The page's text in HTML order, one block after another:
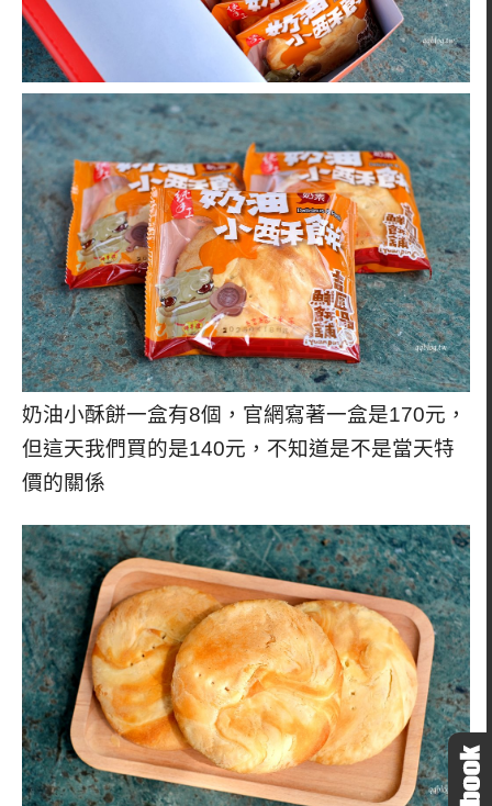
奶油小酥餅一盒有8個，官網寫著一盒是170元，
但這天我們買的是140元，不知道是不是當天特
價的關係